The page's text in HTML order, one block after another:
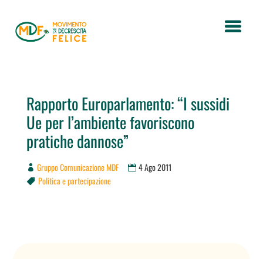
Rapporto Europarlamento: “I sussidi
Ue per l’ambiente favoriscono
pratiche dannose”
Gruppo Comunicazione MDF 4 Ago 2011
 Politica e partecipazione